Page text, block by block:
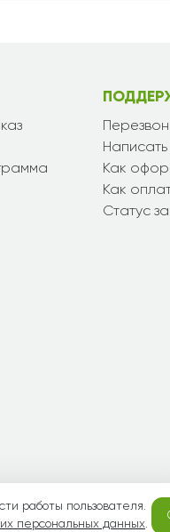
Как
Как
Статус
•День Святого
работы пользователя.
персональных данных.